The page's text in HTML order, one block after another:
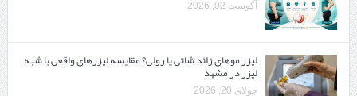
آگوست 02, 2026
لیزر موهای زائد شاتی یا رولی؟ مقایسه لیزرهای واقعی با شبه‌
لیزر در مشهد
جولای 20, 2026